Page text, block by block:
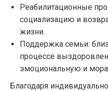
Реабилитационные
социализацию и
жизни.
Поддержка семьи:
процессе
эмоциональную и
Благодаря